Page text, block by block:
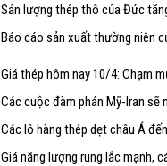
Sản lượng thép thô của Đức
Báo cáo sản xuất thường niên
Giá thép hôm nay 10/4: Chạm
Các cuộc đàm phán Mỹ-Iran sẽ
Các lô hàng thép dẹt châu Á
Giá năng lượng rung lắc mạnh,